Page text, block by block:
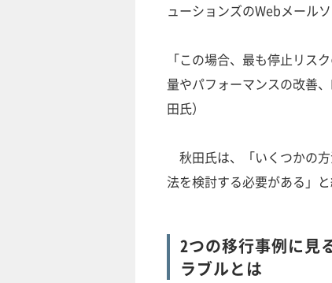
ューションズのWebメール
「この場合、最も停止リス
量やパフォーマンスの改善
田氏）
秋田氏は、「いくつかの
法を検討する必要がある」と
2つの移行事例に見
ラブルとは